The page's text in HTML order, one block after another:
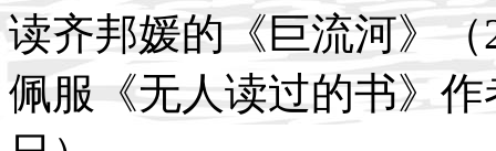
读齐邦媛的《巨流河》（
佩服《无人读过的书》